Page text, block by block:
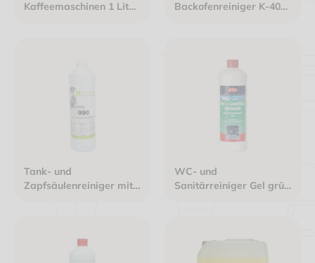
Kaffeemaschinen 1 Liter
Backofenreiniger K-400
Tank- und
Zapfsäulenreiniger mit
WC- und
Sanitärreiniger Gel grün